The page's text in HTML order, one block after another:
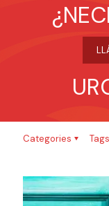
Categories Tags